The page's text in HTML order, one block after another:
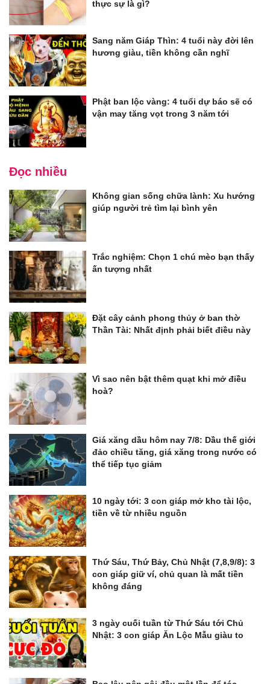
thực sự là gì?
Sang năm Giáp Thìn: 4 tuổi này đời lên
hương giàu, tiền không cần nghĩ
Phật ban lộc vàng: 4 tuổi dự báo sẽ có
vận may tăng vọt trong 3 năm tới
Đọc nhiều
Không gian sống chữa lành: Xu hướng
giúp người trẻ tìm lại bình yên
Trắc nghiệm: Chọn 1 chú mèo bạn thấy
ấn tượng nhất
Đặt cây cảnh phong thủy ở ban thờ
Thần Tài: Nhất định phải biết điều này
Vì sao nên bật thêm quạt khi mở điều
hoà?
Giá xăng dầu hôm nay 7/8: Dầu thế giới
đảo chiều tăng, giá xăng trong nước có
thể tiếp tục giảm
10 ngày tới: 3 con giáp mở kho tài lộc,
tiền về từ nhiều nguồn
Thứ Sáu, Thứ Bảy, Chủ Nhật (7,8,9/8): 3
con giáp giữ ví, chủ quan là mất tiền
không đáng
3 ngày cuối tuần từ Thứ Sáu tới Chủ
Nhật: 3 con giáp Ăn Lộc Mẫu giàu to